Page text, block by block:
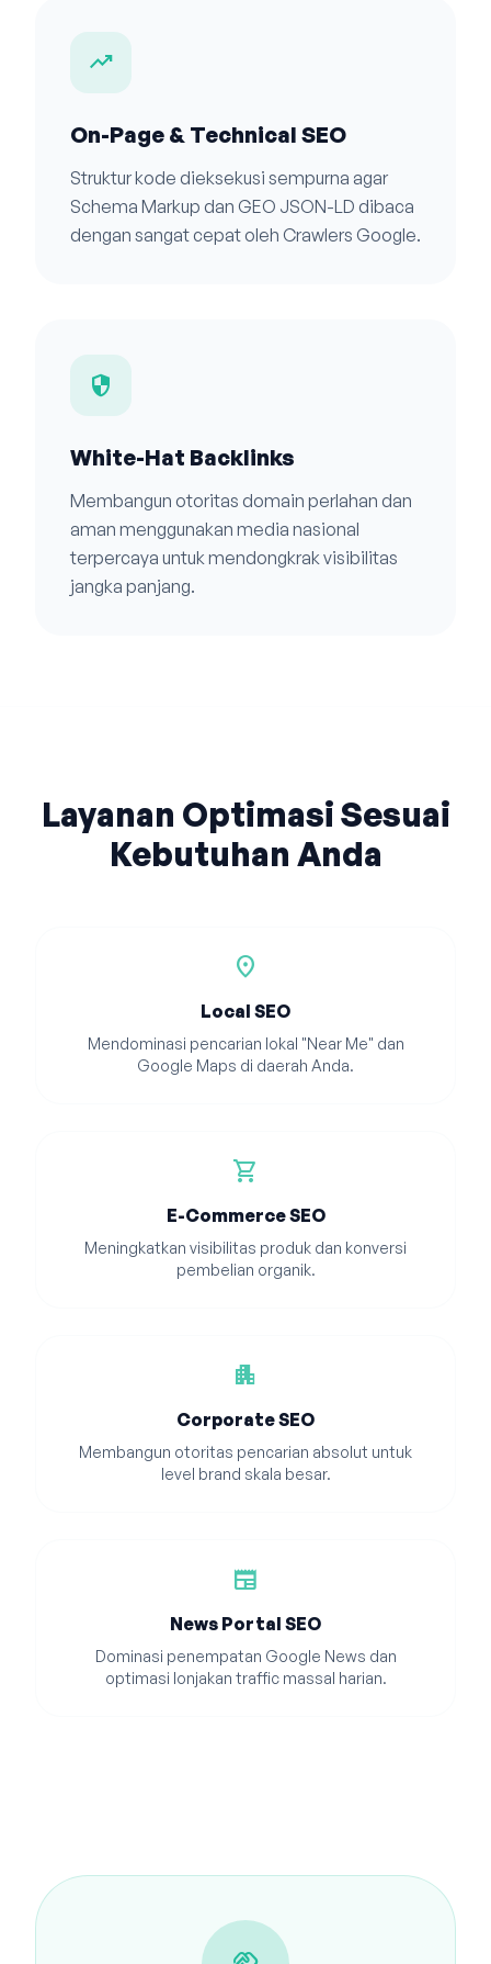
trending_up
On-Page & Technical SEO
Struktur kode dieksekusi sempurna agar
Schema Markup dan GEO JSON-LD dibaca
dengan sangat cepat oleh Crawlers Google.
security
White-Hat Backlinks
Membangun otoritas domain perlahan dan
aman menggunakan media nasional
terpercaya untuk mendongkrak visibilitas
jangka panjang.
Layanan Optimasi Sesuai
Kebutuhan Anda
location_on
Local SEO
Mendominasi pencarian lokal "Near Me" dan
Google Maps di daerah Anda.
shopping_cart
E-Commerce SEO
Meningkatkan visibilitas produk dan konversi
pembelian organik.
apartment
Corporate SEO
Membangun otoritas pencarian absolut untuk
level brand skala besar.
newspaper
News Portal SEO
Dominasi penempatan Google News dan
optimasi lonjakan traffic massal harian.